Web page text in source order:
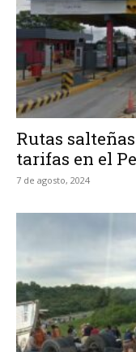
Rutas
tarifas en el
7 de agosto, 2024